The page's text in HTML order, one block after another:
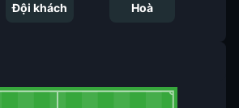
Đội khách Hoà